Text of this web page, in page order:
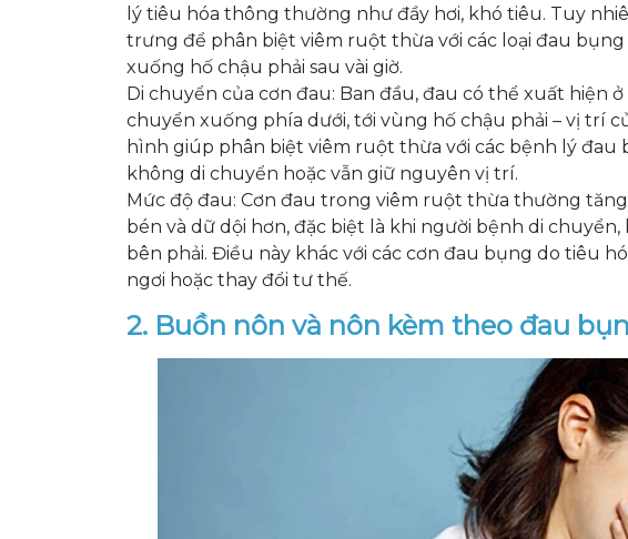
lý tiêu hóa thông thường như đầy hơi, khó tiêu. Tuy
trưng để phân biệt viêm ruột thừa với các loại đau
xuống hố chậu phải sau vài giờ.
Di chuyển của cơn đau: Ban đầu, đau có thể xuất hiện
chuyển xuống phía dưới, tới vùng hố chậu phải – vị trí
hình giúp phân biệt viêm ruột thừa với các bệnh lý đau
không di chuyển hoặc vẫn giữ nguyên vị trí.
Mức độ đau: Cơn đau trong viêm ruột thừa thường
bén và dữ dội hơn, đặc biệt là khi người bệnh di
bên phải. Điều này khác với các cơn đau bụng do tiêu
ngơi hoặc thay đổi tư thế.
2. Buồn nôn và nôn kèm theo đau